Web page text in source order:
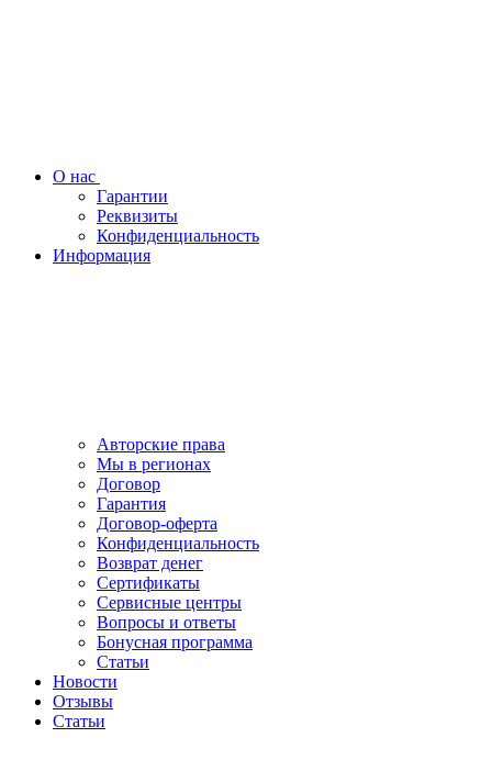
О нас
Гарантии
Реквизиты
Конфиденциальность
Информация
Авторские права
Мы в регионах
Договор
Гарантия
Договор-оферта
Конфиденциальность
Возврат денег
Сертификаты
Сервисные центры
Вопросы и ответы
Бонусная программа
Статьи
Новости
Отзывы
Статьи